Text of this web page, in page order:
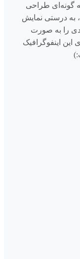
گونه‌ای طراحی
به درستی نمایش
را به صورت
این اینفوگرافیک